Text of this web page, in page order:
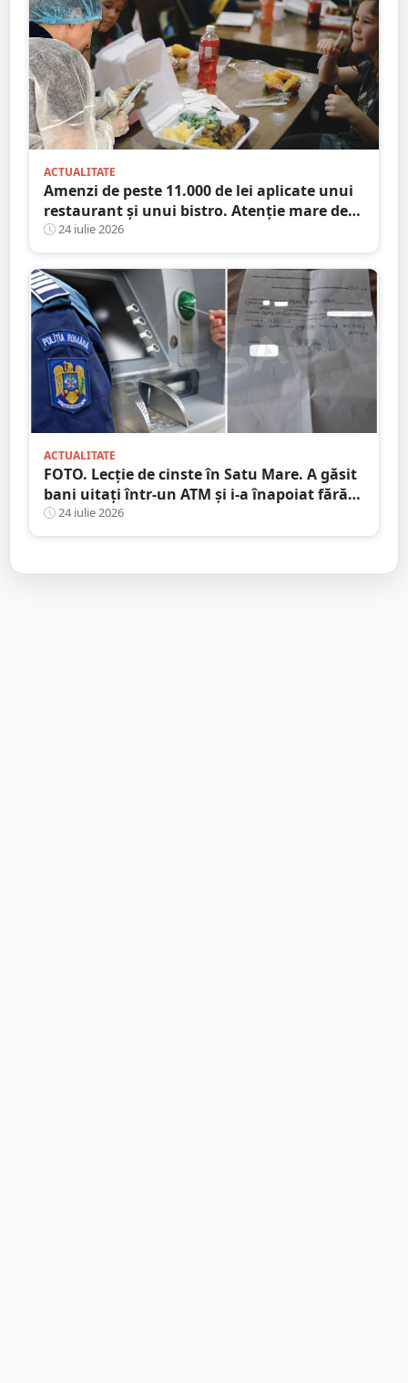
ACTUALITATE
Amenzi de peste 11.000 de lei aplicate unui
restaurant și unui bistro. Atenție mare de
unde mâncați
24 iulie 2026
ACTUALITATE
FOTO. Lecție de cinste în Satu Mare. A găsit
bani uitați într-un ATM și i-a înapoiat fără
să stea pe gânduri
24 iulie 2026